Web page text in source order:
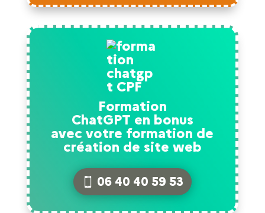
Formation
ChatGPT en bonus
avec votre formation de
création de site web
06 40 40 59 53